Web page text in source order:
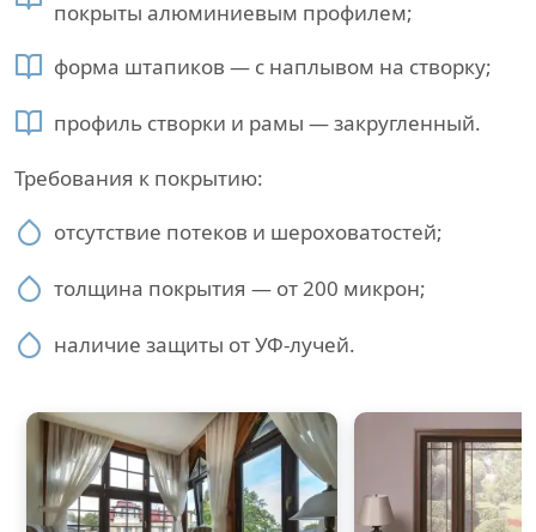
покрыты алюминиевым профилем;
форма штапиков — с наплывом на створку;
профиль створки и рамы — закругленный.
Требования к покрытию:
отсутствие потеков и шероховатостей;
толщина покрытия — от 200 микрон;
наличие защиты от УФ-лучей.